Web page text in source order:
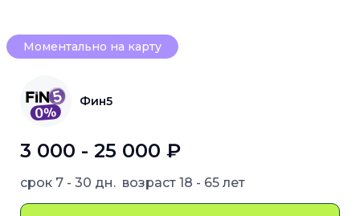
Моментально на карту
Фин5
3 000 - 25 000 ₽
срок 7 - 30 дн. возраст 18 - 65 лет